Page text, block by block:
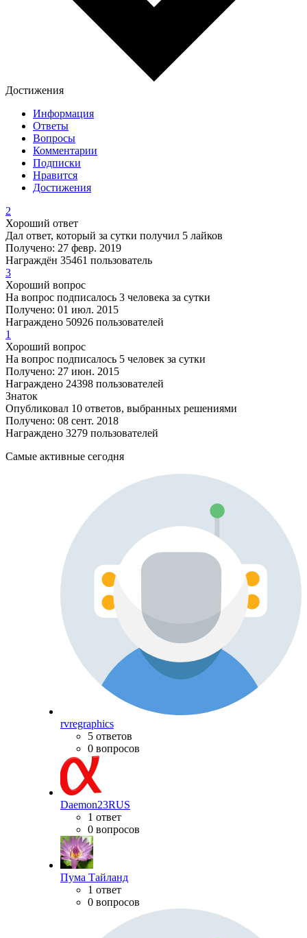
Достижения
Информация
Ответы
Вопросы
Комментарии
Подписки
Нравится
Достижения
2
Хороший ответ
Дал ответ, который за сутки получил 5 лайков
Получено: 27 февр. 2019
Награждён 35461 пользователь
3
Хороший вопрос
На вопрос подписалось 3 человека за сутки
Получено: 01 июл. 2015
Награждено 50926 пользователей
1
Хороший вопрос
На вопрос подписалось 5 человек за сутки
Получено: 27 июн. 2015
Награждено 24398 пользователей
Знаток
Опубликовал 10 ответов, выбранных решениями
Получено: 08 сент. 2018
Награждено 3279 пользователей
Самые активные сегодня
rvregraphics
5 ответов
0 вопросов
Daemon23RUS
1 ответ
0 вопросов
Пума Тайланд
1 ответ
0 вопросов